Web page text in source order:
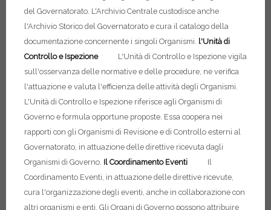
del Governatorato. L'Archivio Centrale custodisce anche
l'Archivio Storico del Governatorato e cura il catalogo della
documentazione concernente i singoli Organismi. l'Unità di
Controllo e Ispezione
L'Unità di Controllo e Ispezione vigila
sull'osservanza delle normative e delle procedure, ne verifica
l'attuazione e valuta l'efficienza delle attività degli Organismi.
L'Unità di Controllo e Ispezione riferisce agli Organismi di
Governo e formula opportune proposte. Essa coopera nei
rapporti con gli Organismi di Revisione e di Controllo esterni al
Governatorato, in attuazione delle direttive ricevuta dagli
Organismi di Governo. Il Coordinamento Eventi
Il
Coordinamento Eventi, in attuazione delle direttive ricevute,
cura l'organizzazione degli eventi, anche in collaborazione con
altri organismi e enti. Gli Organi di Governo possono attribuire